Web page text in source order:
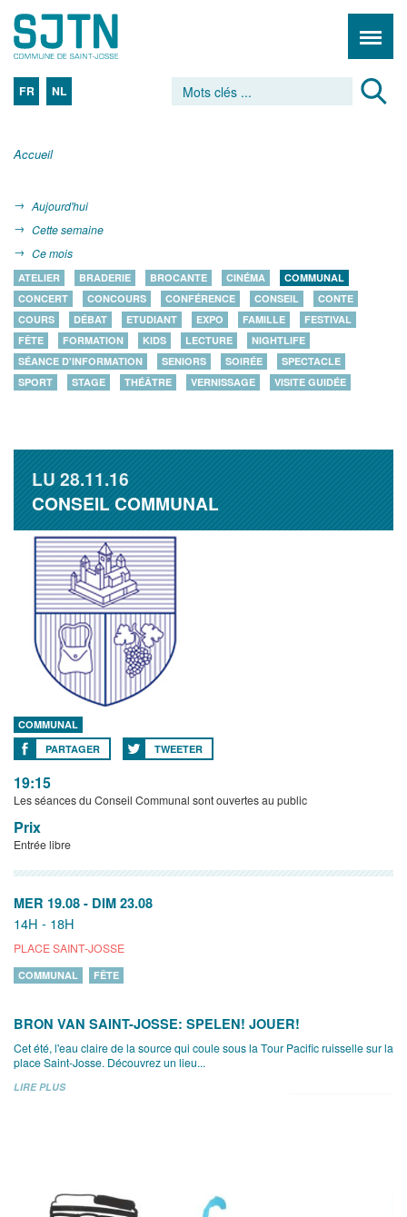
FR NL
Accueil
Aujourd'hui
Cette semaine
Ce mois
ATELIER BRADERIE BROCANTE CINÉMA
COMMUNAL
CONCERT
CONCOURS CONFÉRENCE CONSEIL
CONTE
COURS
DÉBAT ETUDIANT EXPO FAMILLE
FESTIVAL
FÊTE
FORMATION KIDS LECTURE
NIGHTLIFE
SÉANCE D'INFORMATION
SENIORS SOIRÉE
SPECTACLE
SPORT
STAGE THÉÂTRE VERNISSAGE VISITE GUIDÉE
LU28.11.16
CONSEIL COMMUNAL
COMMUNAL
PARTAGER
TWEETER
19:15
Les séances du Conseil Communal sont ouvertes au public
Prix
Entrée libre
MER 19.08 - DIM 23.08
14H - 18H
PLACE SAINT-JOSSE
COMMUNAL FÊTE
BRON VAN SAINT-JOSSE: SPELEN! JOUER!
Cet été, l'eau claire de la source qui coule sous la Tour Pacific ruisselle sur la
place Saint-Josse. Découvrez un lieu...
LIRE PLUS